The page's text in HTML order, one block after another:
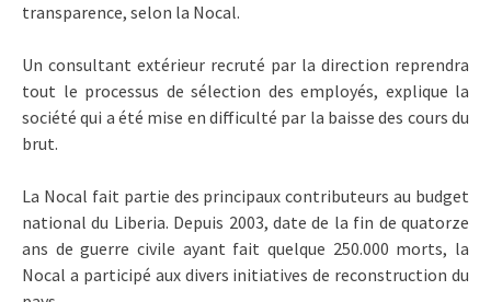
transparence, selon la Nocal.
Un consultant extérieur recruté par la direction reprendra
tout le processus de sélection des employés, explique la
société qui a été mise en difficulté par la baisse des cours du
brut.
La Nocal fait partie des principaux contributeurs au budget
national du Liberia. Depuis 2003, date de la fin de quatorze
ans de guerre civile ayant fait quelque 250.000 morts, la
Nocal a participé aux divers initiatives de reconstruction du